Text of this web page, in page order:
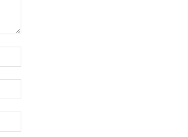
electrónico:*
web: